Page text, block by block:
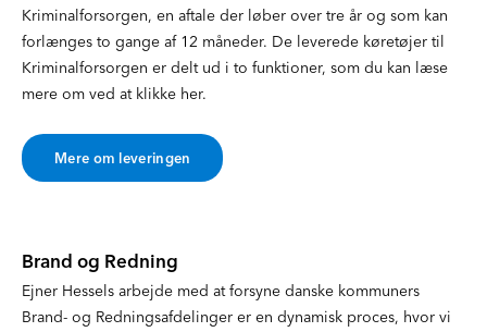
Kriminalforsorgen, en aftale der løber over tre år og som kan
forlænges to gange af 12 måneder. De leverede køretøjer til
Kriminalforsorgen er delt ud i to funktioner, som du kan læse
mere om ved at klikke her.
Mere om leveringen
Brand og Redning
Ejner Hessels arbejde med at forsyne danske kommuners
Brand- og Redningsafdelinger er en dynamisk proces, hvor vi